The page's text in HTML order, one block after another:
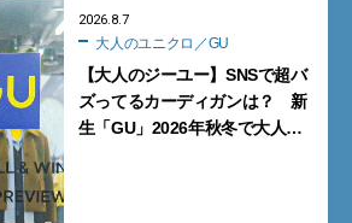
2026.8.7
大人のユニクロ／GU
【大人のジーユー】SNSで超バ
ズってるカーディガンは？ 新
生「GU」2026年秋冬で大人メ